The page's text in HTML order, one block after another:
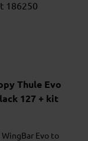
Thule Evo
127 + kit
Evo to